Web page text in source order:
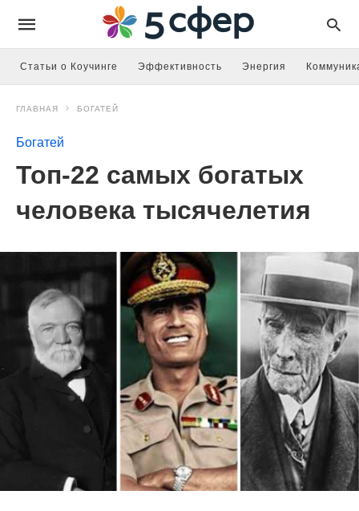
Статьи о Коучинге Эффективность Энергия
ГЛАВНАЯ БОГАТЕЙ
Богатей
Топ-22 самых богатых
человека тысячелетия